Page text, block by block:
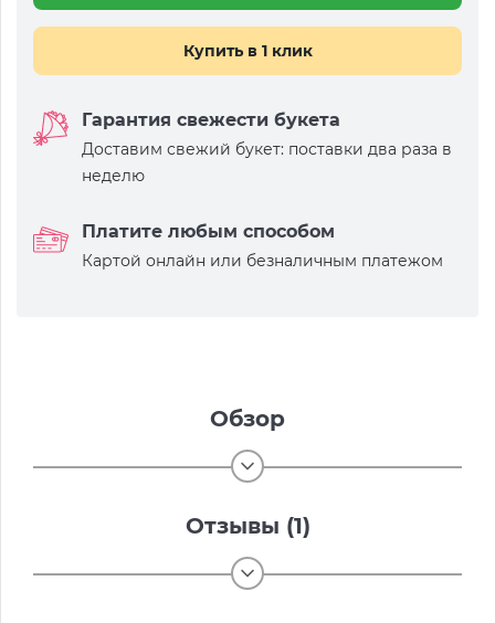
Купить в 1 клик
Гарантия свежести букета
Доставим свежий букет: поставки два раза в
неделю
Платите любым способом
Картой онлайн или безналичным платежом
Обзор
Отзывы (1)